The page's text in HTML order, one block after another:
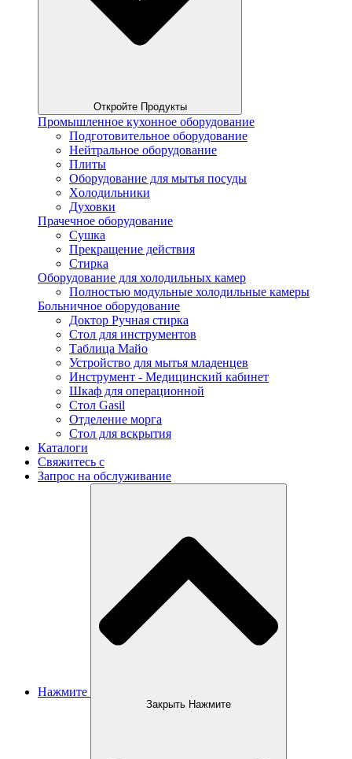
Откройте Продукты
Промышленное кухонное оборудование
Подготовительное оборудование
Нейтральное оборудование
Плиты
Оборудование для мытья посуды
Xолодильники
Духовки
Прачечное оборудование
Сушка
Прекращение действия
Стирка
Оборудование для холодильных камер
Полностью модульные холодильные камеры
Больничное оборудование
Доктор Ручная стирка
Стол для инструментов
Таблица Майо
Устройство для мытья младенцев
Инструмент - Медицинский кабинет
Шкаф для операционной
Стол Gasil
Отделение морга
Стол для вскрытия
Каталоги
Свяжитесь с
Запрос на обслуживание
Нажмите
Закрыть Нажмите